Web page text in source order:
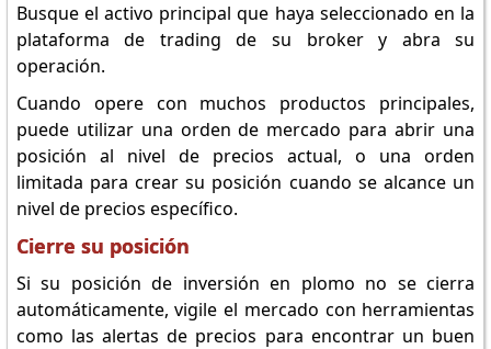
Busque el activo principal que haya seleccionado en la
plataforma de trading de su broker y abra su
operación.
Cuando opere con muchos productos principales,
puede utilizar una orden de mercado para abrir una
posición al nivel de precios actual, o una orden
limitada para crear su posición cuando se alcance un
nivel de precios específico.
Cierre su posición
Si su posición de inversión en plomo no se cierra
automáticamente, vigile el mercado con herramientas
como las alertas de precios para encontrar un buen